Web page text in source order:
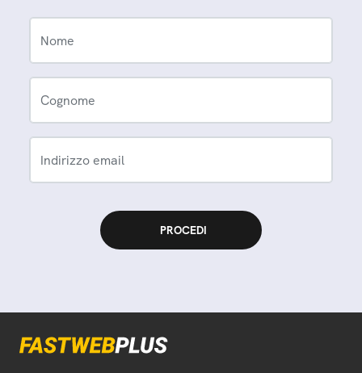
Nome
Cognome
Indirizzo email